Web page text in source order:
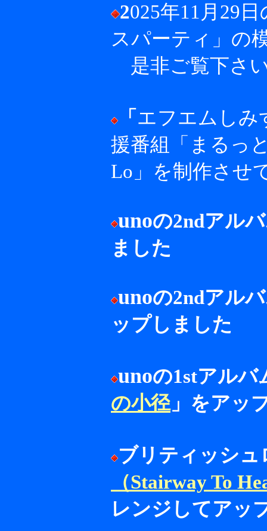
2025年11月29
スパーティ」の
是非ご覧下さ
「 エフエムしみ
援番組
「まるっ
Lo」を制作させ
unoの2ndアル
ました
unoの2ndアル
ップしました
unoの1stアルバ
の小径」をアッ
ブリティッシ
（Stairway To
レンジしてアッ